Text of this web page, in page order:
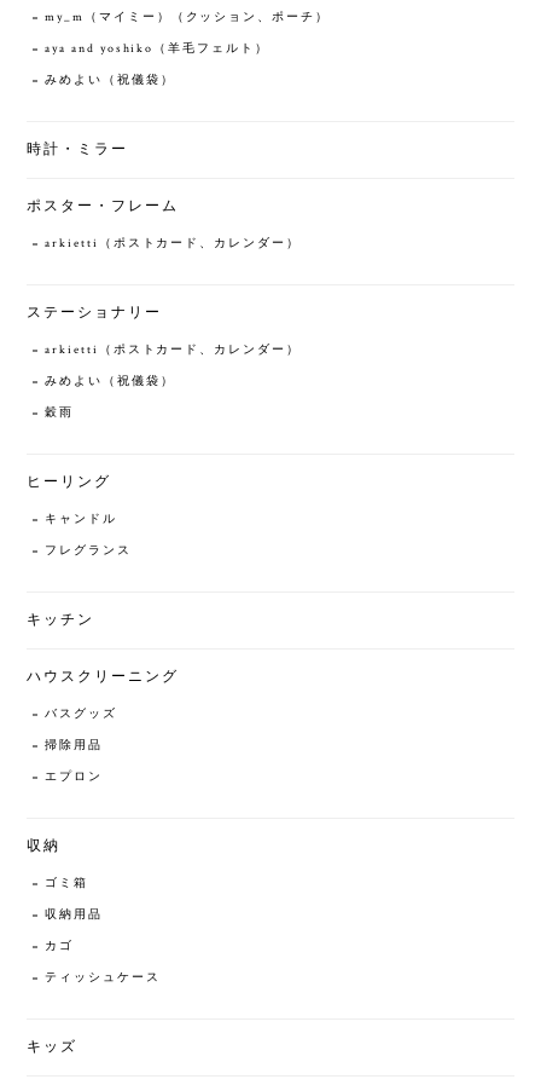
my_m（マイミー）（クッション、ポーチ）
aya and yoshiko（羊毛フェルト）
みめよい（祝儀袋）
時計・ミラー
ポスター・フレーム
arkietti（ポストカード、カレンダー）
ステーショナリー
arkietti（ポストカード、カレンダー）
みめよい（祝儀袋）
穀雨
ヒーリング
キャンドル
フレグランス
キッチン
ハウスクリーニング
バスグッズ
掃除用品
エプロン
収納
ゴミ箱
収納用品
カゴ
ティッシュケース
キッズ